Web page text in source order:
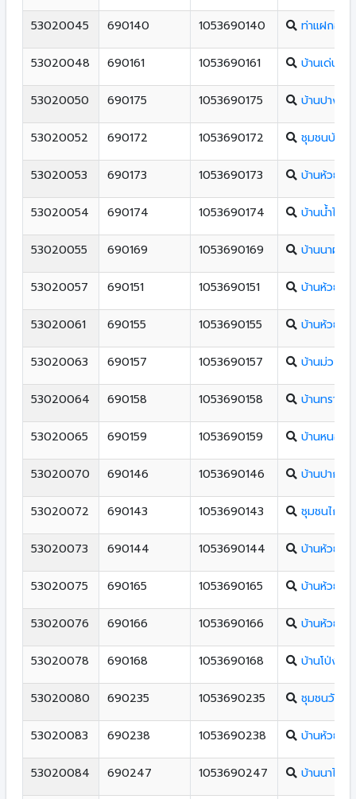
53020045 690140 1053690140 ท่าแฝกอนุ
53020048 690161 1053690161 บ้านเด่นเห
53020050 690175 1053690175 บ้านปางเก
53020052 690172 1053690172 ชุมชนบ้านน
53020053 690173 1053690173 บ้านห้วยแ
53020054 690174 1053690174 บ้านน้ำไคร้
53020055 690169 1053690169 บ้านนาผัก
53020057 690151 1053690151 บ้านห้วยค
53020061 690155 1053690155 บ้านห้วยเดื่
53020063 690157 1053690157 บ้านม่วง
53020064 690158 1053690158 บ้านทรายข
53020065 690159 1053690159 บ้านหนอง
53020070 690146 1053690146 บ้านปากปา
53020072 690143 1053690143 ชุมชนไกร
53020073 690144 1053690144 บ้านห้วยไคร้
53020075 690165 1053690165 บ้านห้วยมุ่น
53020076 690166 1053690166 บ้านห้วยโป่
53020078 690168 1053690168 บ้านโป่งพา
53020080 690235 1053690235 ชุมชนวัดม
53020083 690238 1053690238 บ้านห้วยลึก
53020084 690247 1053690247 บ้านนาไพร